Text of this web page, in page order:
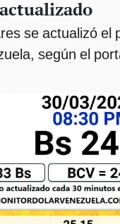
se actualizó el
según el